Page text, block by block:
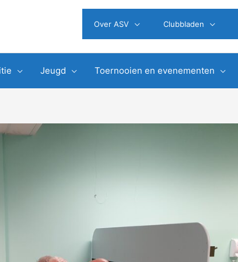
Over ASV Clubbladen
Jeugd Toernooien en evenementen